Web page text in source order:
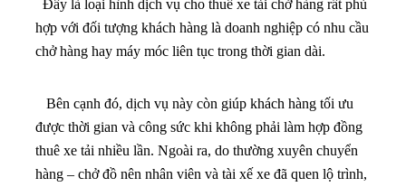
Đây là loại hình dịch vụ cho thuê xe tải chở hàng rất phù
hợp với đối tượng khách hàng là doanh nghiệp có nhu cầu
chở hàng hay máy móc liên tục trong thời gian dài.
Bên cạnh đó, dịch vụ này còn giúp khách hàng tối ưu
được thời gian và công sức khi không phải làm hợp đồng
thuê xe tải nhiều lần. Ngoài ra, do thường xuyên chuyển
hàng – chở đồ nên nhân viên và tài xế xe đã quen lộ trình,